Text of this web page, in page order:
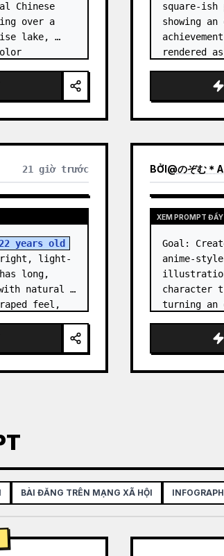
Chinese
over a
lake,
and pale
square-ish
showing
rendered
Canvas:
21 giờ trước
22 years old
light-
natural
feel,
BỞI@のぞむ＊
XEM PROMPT
Goal:
anime-
illustration
character
turning an
BÀI ĐĂNG TRÊN MẠNG XÃ HỘI